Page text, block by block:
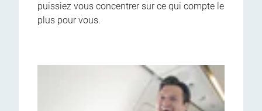
puissiez vous concentrer sur ce qui compte le
plus pour vous.